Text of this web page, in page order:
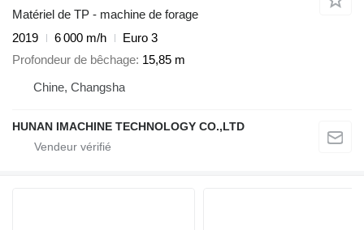
Matériel de TP - machine de forage
2019
6 000 m/h
Euro 3
Profondeur de bêchage 15,85 m
Chine, Changsha
HUNAN IMACHINE TECHNOLOGY CO.,LTD